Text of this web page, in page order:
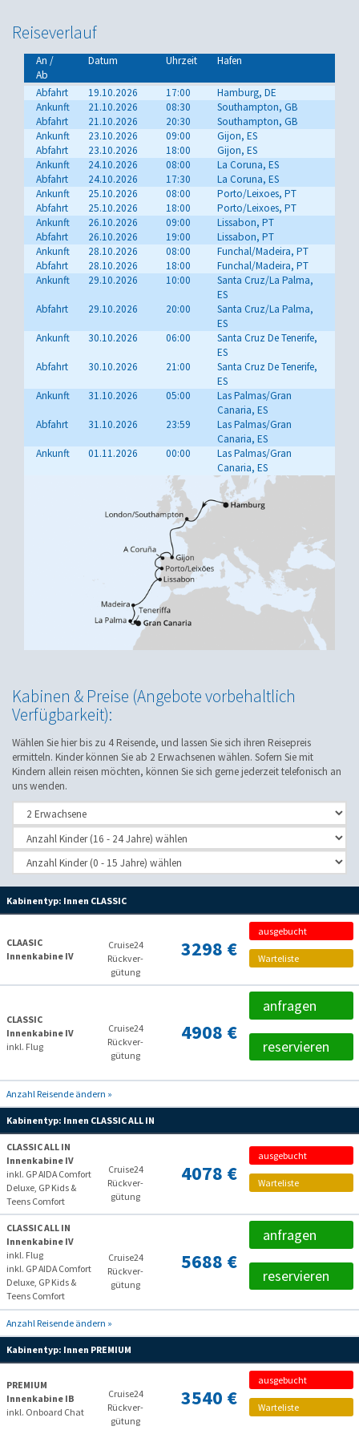
Reiseverlauf
An /
Ab
Datum Uhrzeit Hafen
Abfahrt 19.10.2026 17:00
Hamburg, DE
Ankunft
21.10.2026 08:30
Southampton, GB
Abfahrt
21.10.2026 20:30
Southampton, GB
Ankunft
23.10.2026 09:00
Gijon, ES
Abfahrt
23.10.2026 18:00
Gijon, ES
Ankunft
24.10.2026 08:00
La Coruna, ES
Abfahrt
24.10.2026 17:30
La Coruna, ES
Ankunft
25.10.2026 08:00
Porto/Leixoes, PT
Abfahrt
25.10.2026 18:00
Porto/Leixoes, PT
Ankunft
26.10.2026 09:00
Lissabon, PT
Abfahrt
26.10.2026 19:00
Lissabon, PT
Ankunft
28.10.2026 08:00
Funchal/Madeira, PT
Abfahrt
28.10.2026 18:00
Funchal/Madeira, PT
Ankunft
29.10.2026 10:00
Santa Cruz/La Palma,
ES
Abfahrt
29.10.2026 20:00
Santa Cruz/La Palma,
ES
Ankunft
30.10.2026 06:00
Santa Cruz De Tenerife,
ES
Abfahrt
30.10.2026 21:00
Santa Cruz De Tenerife,
ES
Ankunft
31.10.2026 05:00
Las Palmas/Gran
Canaria, ES
Abfahrt
31.10.2026 23:59
Las Palmas/Gran
Canaria, ES
Ankunft
01.11.2026 00:00
Las Palmas/Gran
Canaria, ES
Kabinen & Preise (Angebote vorbehaltlich
Verfügbarkeit):
Wählen Sie hier bis zu 4 Reisende, und lassen Sie sich ihren Reisepreis
ermitteln. Kinder können Sie ab 2 Erwachsenen wählen. Sofern Sie mit
Kindern allein reisen möchten, können Sie sich gerne jederzeit telefonisch an
uns wenden.
Kabinentyp: Innen CLASSIC
CLAASIC
Innenkabine IV
Cruise24
Rückver­
gütung
3298 €
ausgebucht
Warteliste
CLASSIC
Innenkabine IV
inkl. Flug
Cruise24
Rückver­
gütung
4908 €
anfragen
reservieren
Anzahl Reisende ändern »
Kabinentyp: Innen CLASSIC ALL IN
CLASSIC ALL IN
Innenkabine IV
inkl. GP AIDA Comfort
Deluxe, GP Kids &
Teens Comfort
Cruise24
Rückver­
gütung
4078 €
ausgebucht
Warteliste
CLASSIC ALL IN
Innenkabine IV
inkl. Flug
inkl. GP AIDA Comfort
Deluxe, GP Kids &
Teens Comfort
Cruise24
Rückver­
gütung
5688 €
anfragen
reservieren
Anzahl Reisende ändern »
Kabinentyp: Innen PREMIUM
PREMIUM
Innenkabine IB
inkl. Onboard Chat
Cruise24
Rückver­
gütung
3540 €
ausgebucht
Warteliste